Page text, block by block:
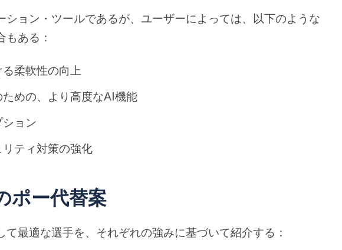
ション・ツールであるが、ユーザーによっては、以下のような
ある：
柔軟性の向上
めの、より高度なAI機能
ョン
ティ対策の強化
ポー代替案
て最適な選手を、それぞれの強みに基づいて紹介する：